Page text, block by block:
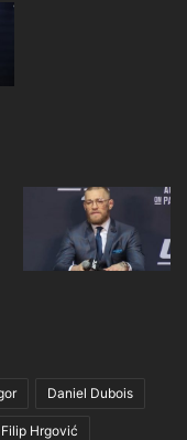
Daniel Dubois
Filip Hrgović